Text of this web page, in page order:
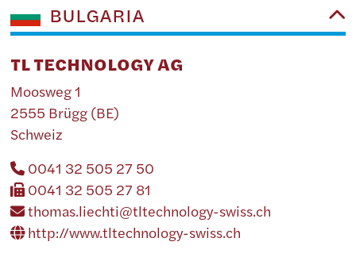
BULGARIA
TL TECHNOLOGY AG
Moosweg 1
2555 Brügg (BE)
Schweiz
0041 32 505 27 50
0041 32 505 27 81
thomas.liechti@tltechnology-swiss.ch
http://www.tltechnology-swiss.ch